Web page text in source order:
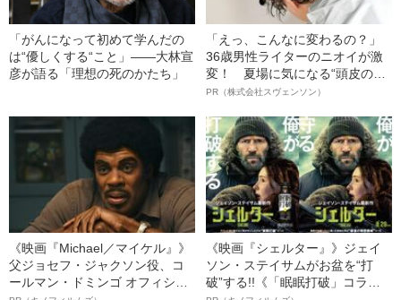
「がんになって初めて学んだの
は“優しくする“こと」――大林宣
彦が語る「理想の死のかたち」
「えっ、こんなに変わるの？」
36歳男性ライターのニオイが激
変！ 夏場に気になる“頭皮のニ
オイ”や“ベタつき”を解消す
ト”が生み出した徹底ケアとは
PR（株式会社スヴェンソン）
《映画『Michael／マイケル』》
父ジョセフ・ジャクソン役、コ
ールマン・ドミンゴ オフィシャ
《映画『シェルター』》ジェイ
ソン・ステイサムがお盆を“打
破”する!!《「眠眠打破」コラ